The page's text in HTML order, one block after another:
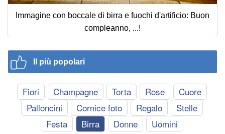
Immagine con boccale di birra e fuochi d'artificio: Buon
compleanno, ...!
Il più popolari
Fiori Champagne Torta Rose
Cuore
Palloncini
Cornice foto Regalo
Stelle
Festa
Birra Donne Uomini